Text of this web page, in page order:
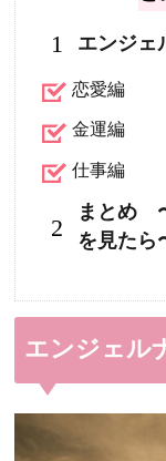
1 エンジェ
恋愛編
金運編
仕事編
2
まとめ
を見たら
エンジェ